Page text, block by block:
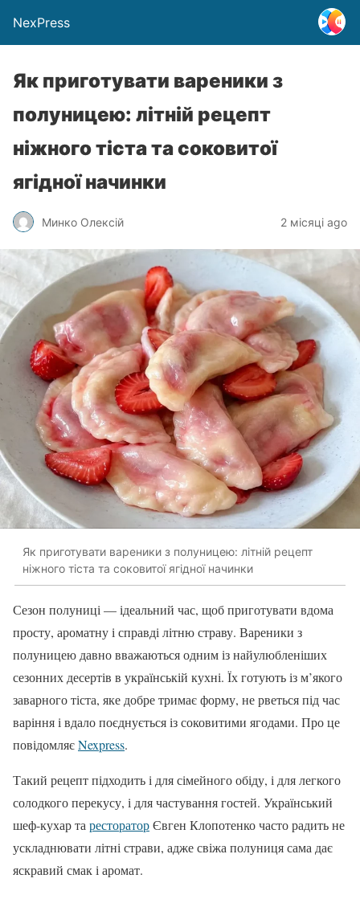
NexPress
Як приготувати вареники з
полуницею: літній рецепт
ніжного тіста та соковитої
ягідної начинки
Минко Олексій 2 місяці ago
Як приготувати вареники з полуницею: літній рецепт
ніжного тіста та соковитої ягідної начинки
Сезон полуниці — ідеальний час, щоб приготувати вдома
просту, ароматну і справді літню страву. Вареники з
полуницею давно вважаються одним із найулюбленіших
сезонних десертів в українській кухні. Їх готують із м’якого
заварного тіста, яке добре тримає форму, не рветься під час
варіння і вдало поєднується із соковитими ягодами. Про це
повідомляєNexpress.
Такий рецепт підходить і для сімейного обіду, і для легкого
солодкого перекусу, і для частування гостей. Український
шеф-кухар та рестораторЄвген Клопотенко часто радить не
ускладнювати літні страви, адже свіжа полуниця сама дає
яскравий смак і аромат.